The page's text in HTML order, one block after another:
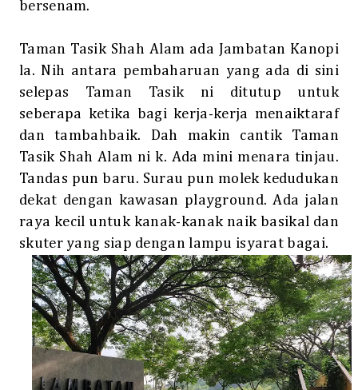
bersenam.
Taman Tasik Shah Alam ada Jambatan Kanopi
la. Nih antara pembaharuan yang ada di sini
selepas Taman Tasik ni ditutup untuk
seberapa ketika bagi kerja-kerja menaiktaraf
dan tambahbaik. Dah makin cantik Taman
Tasik Shah Alam ni k. Ada mini menara tinjau.
Tandas pun baru. Surau pun molek kedudukan
dekat dengan kawasan playground. Ada jalan
raya kecil untuk kanak-kanak naik basikal dan
skuter yang siap dengan lampu isyarat bagai.